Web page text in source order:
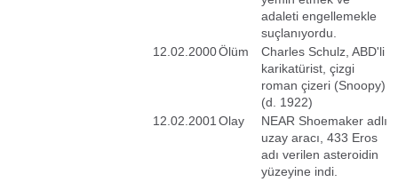
adaleti engellemekle
suçlanıyordu.
12.02.2000Ölüm
Charles Schulz, ABD'li
karikatürist, çizgi
roman çizeri (Snoopy)
(d. 1922)
12.02.2001 Olay
NEAR Shoemaker adlı
uzay aracı, 433 Eros
adı verilen asteroidin
yüzeyine indi.